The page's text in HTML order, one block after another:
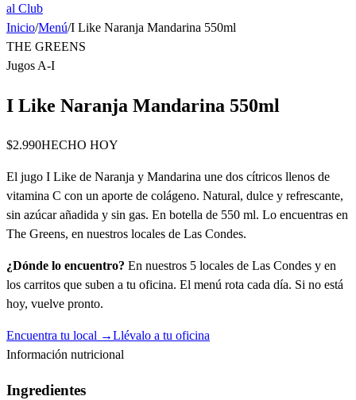
al Club
Inicio/Menú/I Like Naranja Mandarina 550ml
THE GREENS
Jugos A-I
I Like Naranja Mandarina 550ml
$2.990HECHO HOY
El jugo I Like de Naranja y Mandarina une dos cítricos llenos de
vitamina C con un aporte de colágeno. Natural, dulce y refrescante,
sin azúcar añadida y sin gas. En botella de 550 ml. Lo encuentras en
The Greens, en nuestros locales de Las Condes.
¿Dónde lo encuentro? En nuestros 5 locales de Las Condes y en
los carritos que suben a tu oficina. El menú rota cada día. Si no está
hoy, vuelve pronto.
Encuentra tu local →Llévalo a tu oficina
Información nutricional
Ingredientes